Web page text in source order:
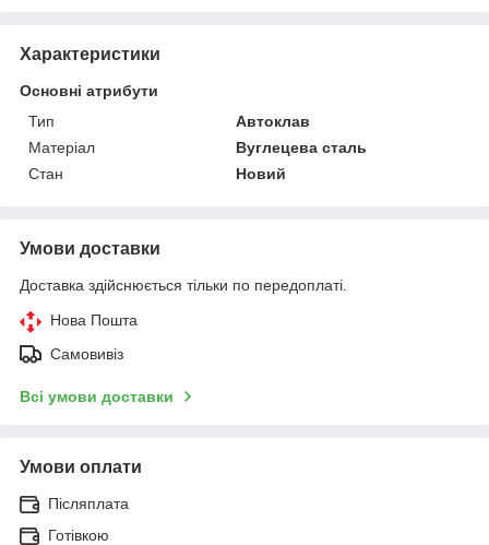
Характеристики
Основні атрибути
Тип
Автоклав
Матеріал
Вуглецева сталь
Стан
Новий
Умови доставки
Доставка здійснюється тільки по передоплаті.
Нова Пошта
Самовивіз
Всі умови доставки
Умови оплати
Післяплата
Готівкою